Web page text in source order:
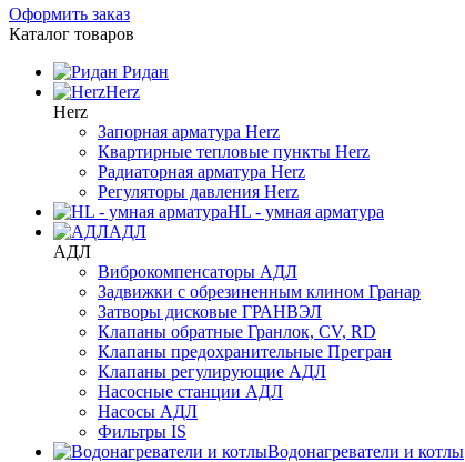
Оформить заказ
Каталог товаров
Ридан
Herz
Herz
Запорная арматура Herz
Квартирные тепловые пункты Herz
Радиаторная арматура Herz
Регуляторы давления Herz
HL - умная арматура
АДЛ
АДЛ
Виброкомпенсаторы АДЛ
Задвижки с обрезиненным клином Гранар
Затворы дисковые ГРАНВЭЛ
Клапаны обратные Гранлок, CV, RD
Клапаны предохранительные Прегран
Клапаны регулирующие АДЛ
Насосные станции АДЛ
Насосы АДЛ
Фильтры IS
Водонагреватели и котлы